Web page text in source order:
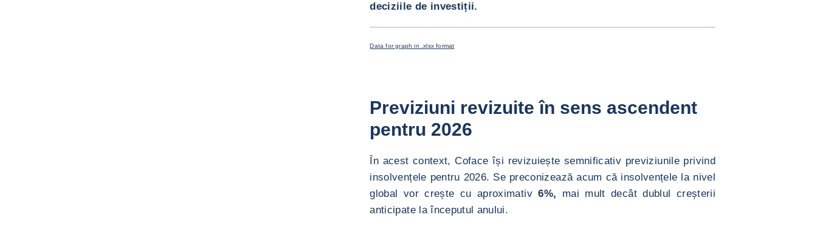
deciziile de investiții.
<div class="ibexa_text-field" > indici regionali insolvente </div>
Data for graph in .xlsx format
Previziuni revizuite în sens ascendent
pentru 2026
În acest context, Coface își revizuiește semnificativ previziunile privind
insolvențele pentru 2026. Se preconizează acum că insolvențele la nivel
global vor crește cu aproximativ6%, mai mult decât dublul creșterii
anticipate la începutul anului.